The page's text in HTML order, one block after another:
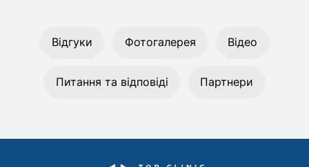
Відгуки Фотогалерея Відео
Питання та відповіді Партнери